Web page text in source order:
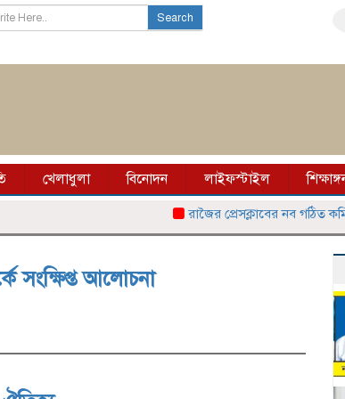
Search
খেলাধুলা বিনোদন লাইফস্টাইল
রাজৈর প্রেসক্লাবের নব গঠিত
সংক্ষিপ্ত আলোচনা